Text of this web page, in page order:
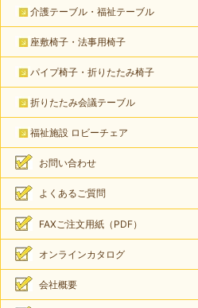
介護テーブル・福祉テーブル
座敷椅子・法事用椅子
パイプ椅子・折りたたみ椅子
折りたたみ会議テーブル
福祉施設 ロビーチェア
お問い合わせ
よくあるご質問
FAXご注文用紙（PDF）
オンラインカタログ
会社概要